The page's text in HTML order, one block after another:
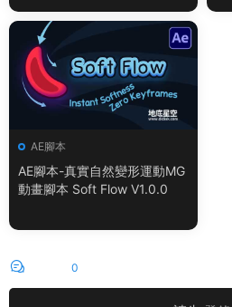
AE腳本
AE腳本-真實自然變形運動MG
動畫腳本 Soft Flow V1.0.0
0